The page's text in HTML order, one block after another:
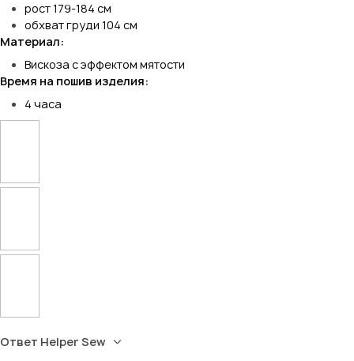
рост 179-184 см
обхват груди 104 см
Материал:
Вискоза с эффектом мятости
Время на пошив изделия:
4 часа
Ответ Helper Sew